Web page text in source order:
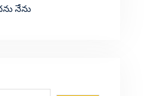
నేను